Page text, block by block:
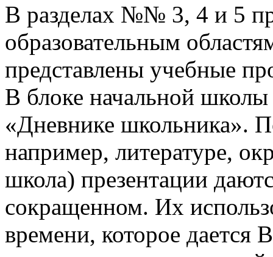
В разделах №№ 3, 4 и 5
образовательным
представлены учебные
В блоке начальной
«Дневнике школьника».
например, литературе,
школа) презентации
сокращенном. Их
времени, которое дается